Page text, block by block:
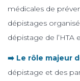
médicales de
dépistages
dépistage de l’HTA
➡️ Le rôle majeur
dépistage et des